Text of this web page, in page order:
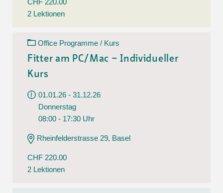
CHF 220.00
2 Lektionen
Office Programme / Kurs
Fitter am PC/Mac – Individueller
Kurs
01.01.26 - 31.12.26
Donnerstag
08:00 - 17:30 Uhr
Rheinfelderstrasse 29, Basel
CHF 220.00
2 Lektionen